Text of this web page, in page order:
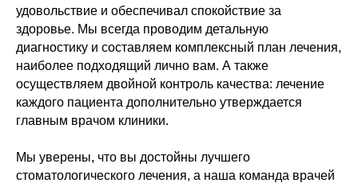
удовольствие и обеспечивал спокойствие за
здоровье. Мы всегда проводим детальную
диагностику и составляем комплексный план лечения,
наиболее подходящий лично вам. А также
осуществляем двойной контроль качества: лечение
каждого пациента дополнительно утверждается
главным врачом клиники.
Мы уверены, что вы достойны лучшего
стоматологического лечения, а наша команда врачей